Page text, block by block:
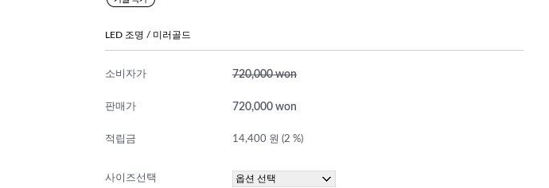
LED 조명 / 미러골드
소비자가 720,000 won
판매가 720,000 won
적립금 14,400 원 (2 %)
사이즈선택